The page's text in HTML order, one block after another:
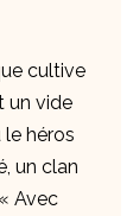
cultive
un vide
héros
un clan
Avec